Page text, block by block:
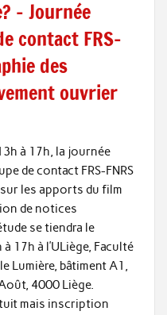
– Journée
contact FRS-
des
ouvrier
à 17h, la journée
de contact FRS-FNRS
les apports du film
de notices
se tiendra le
17h à l’ULiège, Faculté
Lumière, bâtiment A1,
4000 Liège.
mais inscription